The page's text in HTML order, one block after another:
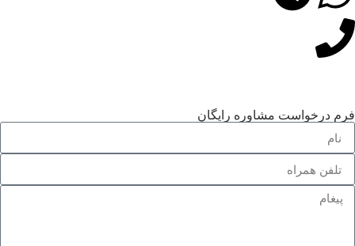
درخواست مشاوره رایگان